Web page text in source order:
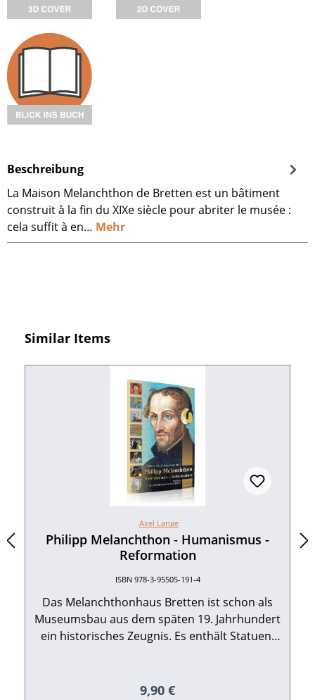
Beschreibung
La Maison Melanchthon de Bretten est un bâtiment
construit à la fin du XIXe siècle pour abriter le musée :
cela suffit à en… Mehr
Produktgalerie überspringen
Similar Items
Axel Lange
Philipp Melanchthon - Humanismus -
Reformation
ISBN 978-3-95505-191-4
Das Melanchthonhaus Bretten ist schon als
Museumsbau aus dem späten 19. Jahrhundert
ein historisches Zeugnis. Es enthält Statuen,
Das Museum beherbergt zudem eine
Regulärer Preis:
9,90 €